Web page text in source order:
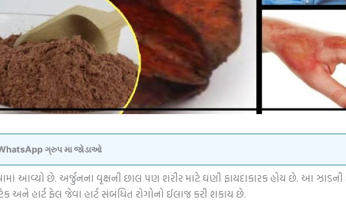
WhatsApp ગ્રુપ મા જોડાઓ
આવ્યો છે. અર્જુનના વૃક્ષની છાલ પણ શરીર માટે ઘણી ફાયદાકારક હોય છે. આ ઝાડની
અને હાર્ટ ફેલ જેવા હાર્ટ સંબંધિત રોગોનો ઈલાજ કરી શકાય છે.